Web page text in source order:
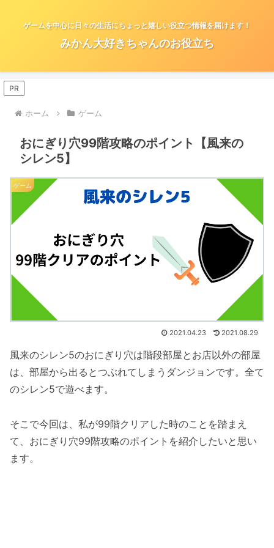
ゲームを中心に日々の生活にちょっと嬉しい役立つ情報を届けます！
みかん大好きちゃんのお役立ち
PR
ホーム ゲーム
おにぎり穴99階攻略のポイント【風来の
シレン5】
ゲーム
2021.04.23 2021.08.29
風来のシレン5のおにぎり穴は階段部屋とお店以外の部屋
は、部屋から出るとつぶれてしまうダンジョンです。全て
のシレン5で遊べます。
そこで今回は、私が99階クリアした時のことを踏まえ
て、おにぎり穴99階攻略のポイントを紹介したいと思い
ます。